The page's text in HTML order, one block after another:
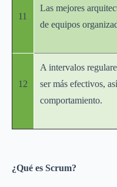
11
Las mejores
de equipos
12
A intervalos
ser más efectivos,
comportamiento.
¿Qué es Scrum?